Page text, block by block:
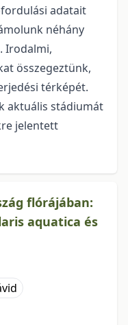
adatait
néhány
Irodalmi,
összegeztünk,
térképét.
aktuális stádiumát
jelentett
flórájában:
aquatica és